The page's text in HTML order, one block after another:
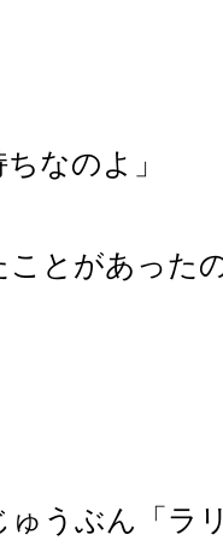
なのよ」
ことがあった
うぶん「ラ